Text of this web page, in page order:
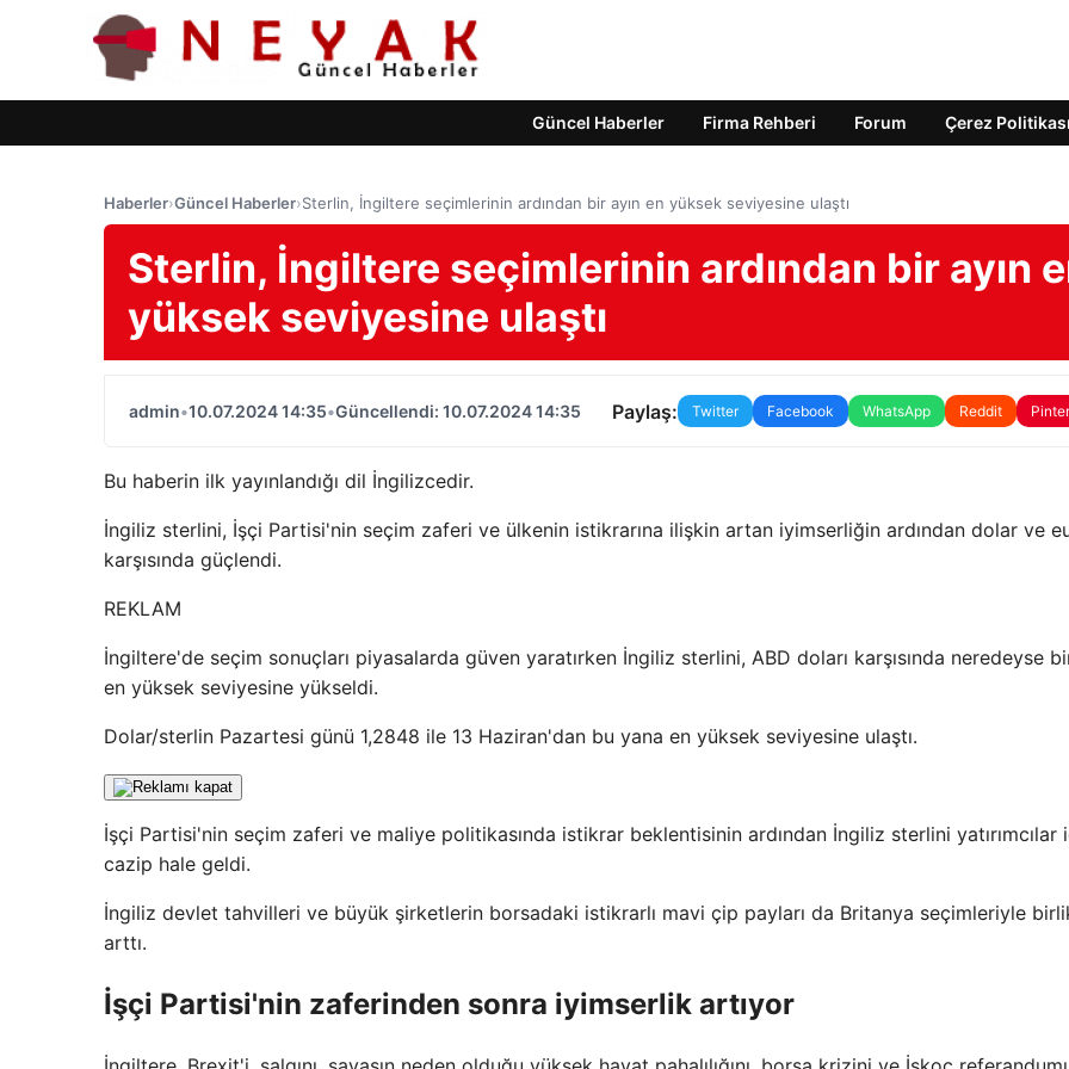
Güncel Haberler Firma Rehberi Forum Çerez Politikası
Haberler›Güncel Haberler›Sterlin, İngiltere seçimlerinin ardından bir ayın en yüksek seviyesine ulaştı
Sterlin, İngiltere seçimlerinin ardından bir ayın
yüksek seviyesine ulaştı
admin•10.07.2024 14:35•Güncellendi: 10.07.2024 14:35 Paylaş: Twitter Facebook WhatsApp Reddit
Bu haberin ilk yayınlandığı dil İngilizcedir.
İngiliz sterlini, İşçi Partisi'nin seçim zaferi ve ülkenin istikrarına ilişkin artan iyimserliğin ardından dolar ve
karşısında güçlendi.
REKLAM
İngiltere'de seçim sonuçları piyasalarda güven yaratırken İngiliz sterlini, ABD doları karşısında neredeyse
en yüksek seviyesine yükseldi.
Dolar/sterlin Pazartesi günü 1,2848 ile 13 Haziran'dan bu yana en yüksek seviyesine ulaştı.
İşçi Partisi'nin seçim zaferi ve maliye politikasında istikrar beklentisinin ardından İngiliz sterlini yatırımcılar
cazip hale geldi.
İngiliz devlet tahvilleri ve büyük şirketlerin borsadaki istikrarlı mavi çip payları da Britanya seçimleriyle
arttı.
İşçi Partisi'nin zaferinden sonra iyimserlik artıyor